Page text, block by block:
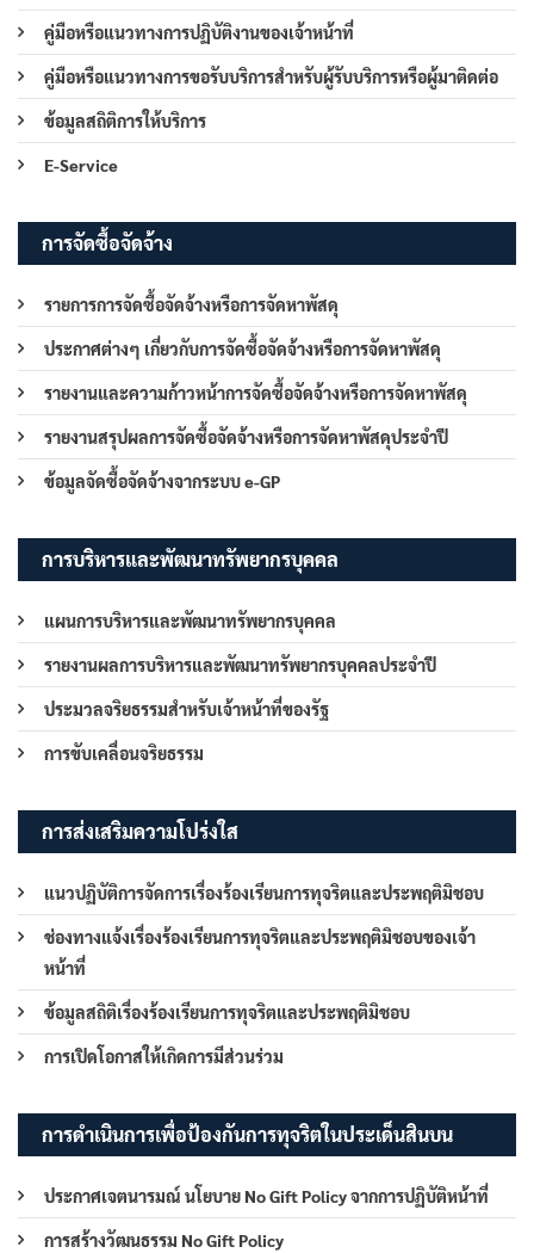
คู่มือหรือแนวทางการปฏิบัติงานของเจ้าหน้าที่
คู่มือหรือแนวทางการขอรับบริการสำหรับผู้รับบริการหรือผู้มาติดต่อ
ข้อมูลสถิติการให้บริการ
E-Service
การจัดซื้อจัดจ้าง
รายการการจัดซื้อจัดจ้างหรือการจัดหาพัสดุ
ประกาศต่างๆ เกี่ยวกับการจัดซื้อจัดจ้างหรือการจัดหาพัสดุ
รายงานและความก้าวหน้าการจัดซื้อจัดจ้างหรือการจัดหาพัสดุ
รายงานสรุปผลการจัดซื้อจัดจ้างหรือการจัดหาพัสดุประจำปี
ข้อมูลจัดซื้อจัดจ้างจากระบบ e-GP
การบริหารและพัฒนาทรัพยากรบุคคล
แผนการบริหารและพัฒนาทรัพยากรบุคคล
รายงานผลการบริหารและพัฒนาทรัพยากรบุคคลประจำปี
ประมวลจริยธรรมสำหรับเจ้าหน้าที่ของรัฐ
การขับเคลื่อนจริยธรรม
การส่งเสริมความโปร่งใส
แนวปฏิบัติการจัดการเรื่องร้องเรียนการทุจริตและประพฤติมิชอบ
ช่องทางแจ้งเรื่องร้องเรียนการทุจริตและประพฤติมิชอบของเจ้า
หน้าที่
ข้อมูลสถิติเรื่องร้องเรียนการทุจริตและประพฤติมิชอบ
การเปิดโอกาสให้เกิดการมีส่วนร่วม
การดำเนินการเพื่อป้องกันการทุจริตในประเด็นสินบน
ประกาศเจตนารมณ์ นโยบาย No Gift Policy จากการปฏิบัติหน้าที่
การสร้างวัฒนธรรม No Gift Policy